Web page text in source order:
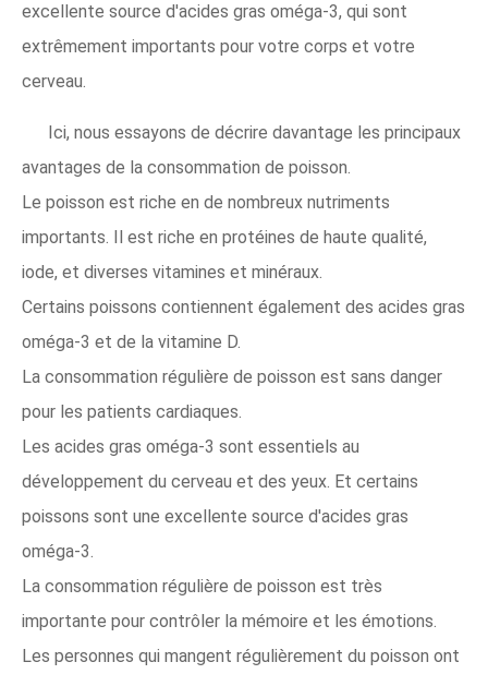
excellente source d'acides gras oméga-3, qui sont
extrêmement importants pour votre corps et votre
cerveau.
Ici, nous essayons de décrire davantage les principaux
avantages de la consommation de poisson.
Le poisson est riche en de nombreux nutriments
importants. Il est riche en protéines de haute qualité,
iode, et diverses vitamines et minéraux.
Certains poissons contiennent également des acides gras
oméga-3 et de la vitamine D.
La consommation régulière de poisson est sans danger
pour les patients cardiaques.
Les acides gras oméga-3 sont essentiels au
développement du cerveau et des yeux. Et certains
poissons sont une excellente source d'acides gras
oméga-3.
La consommation régulière de poisson est très
importante pour contrôler la mémoire et les émotions.
Les personnes qui mangent régulièrement du poisson ont